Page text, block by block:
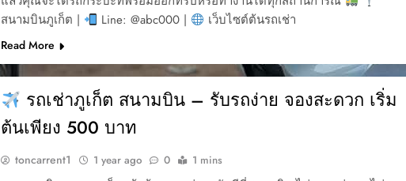
สนามบินภูเก็ต |
Line: @abc000 | เว็บไซต์ต้นรถเช่า
Read More
รถเช่าภูเก็ต สนามบิน – รับรถง่าย จองสะดวก เริ่ม
ต้นเพียง 500 บาท
toncarrent1 1 year ago 0 1 mins